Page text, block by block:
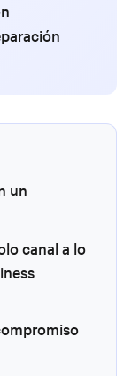
un
canal a lo